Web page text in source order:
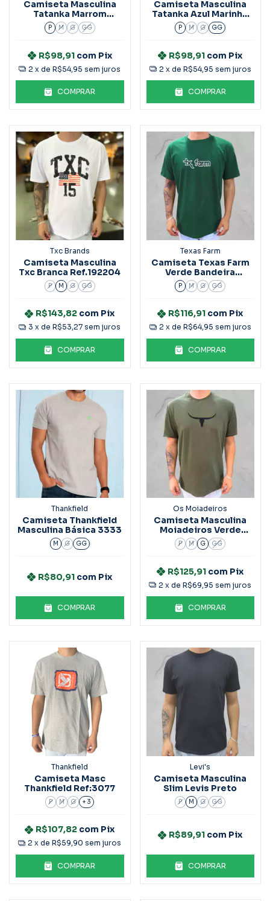
Camiseta Masculina
Tatanka Marrom
Ref.3030
P M G GG
R$98,91 com Pix
2 x deR$54,95 sem juros
COMPRAR
Camiseta Masculina
Tatanka Azul Marinho
Ref.3019
P M G GG
R$98,91 com Pix
2 x de R$54,95 sem juros
COMPRAR
Txc Brands
Camiseta Masculina
Txc Branca Ref.192204
P M G GG
R$143,82 com Pix
3 x deR$53,27 sem juros
COMPRAR
Texas Farm
Camiseta Texas Farm
Verde Bandeira
Ref.Cm418
P M G GG
R$116,91 com Pix
2 x de R$64,95 sem juros
COMPRAR
Thankfield
Camiseta Thankfield
Masculina Básica 3333
M G GG
R$80,91 com Pix
COMPRAR
Os Moiadeiros
Camiseta Masculina
Moiadeiros Verde
Musgo
P M G GG
R$125,91 com Pix
2 x deR$69,95 sem juros
COMPRAR
Thankfield
Camiseta Masc
Thankfield Ref:3077
P M G + 3
R$107,82 com Pix
2 x deR$59,90 sem juros
COMPRAR
Levi's
Camiseta Masculina
Slim Levis Preto
P M G GG
R$89,91 com Pix
COMPRAR